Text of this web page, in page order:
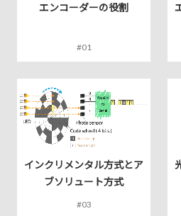
エンコーダーの役割
#01
インクリメンタル方式とア
ブソリュート方式
#03